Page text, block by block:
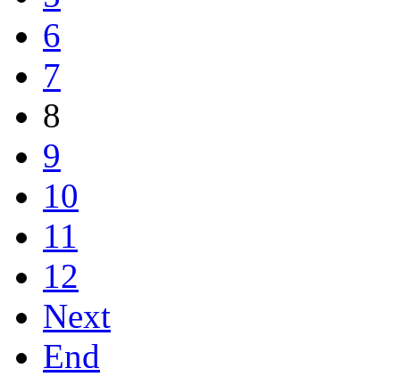
6
7
8
9
10
11
12
Next
End